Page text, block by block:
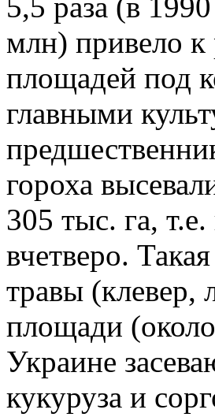
5,5 раза (в
млн) привело
площадей под
главными
гороха
305 тыс. га,
вчетверо.
травы (клевер,
площади
Украине
кукуруза и